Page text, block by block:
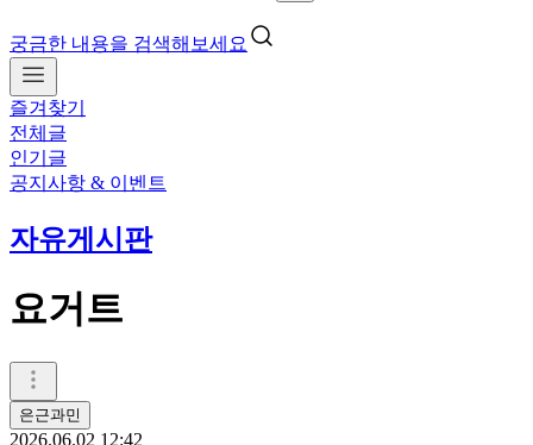
궁금한 내용을 검색해보세요
즐겨찾기
전체글
인기글
공지사항 & 이벤트
자유게시판
요거트
은근과민
2026.06.02 12:42